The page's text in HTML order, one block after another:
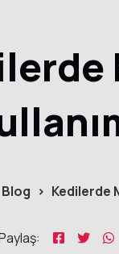
Blog Kedilerde